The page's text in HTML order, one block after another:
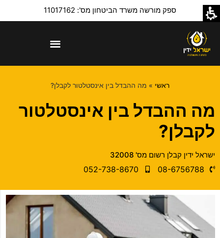
ספק מורשה משרד הביטחון מס': 11017162
ראשי » מה ההבדל בין אינסטלטור לקבלן?
מה ההבדל בין אינסטלטור
לקבלן?
ישראל ידין קבלן רשום מס' 32008​
08-6756788​
052-738-8670​